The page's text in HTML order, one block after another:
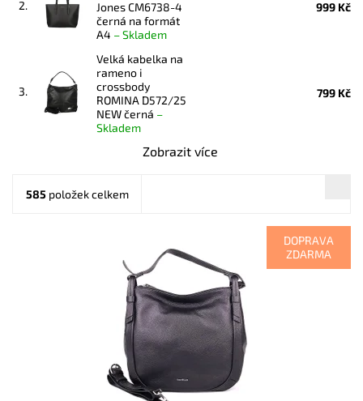
2.
Jones CM6738-4
černá na formát
A4 –Skladem
999 Kč
3.
Velká kabelka na
rameno i
crossbody
ROMINA D572/25
NEW černá –
Skladem
799 Kč
Zobrazit více
585 položek celkem
DOPRAVA
ZDARMA
Luxusní velká kožená černá italská dámská kabelka na
rameno z dílny Gianni Conti.
Skladem
16995
Gianni Conti
2 roky